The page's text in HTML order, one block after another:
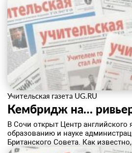
Учительская газета UG.RU
Кембридж на…
В Сочи открыт Центр английского
образованию и науке
Британского Совета. Как